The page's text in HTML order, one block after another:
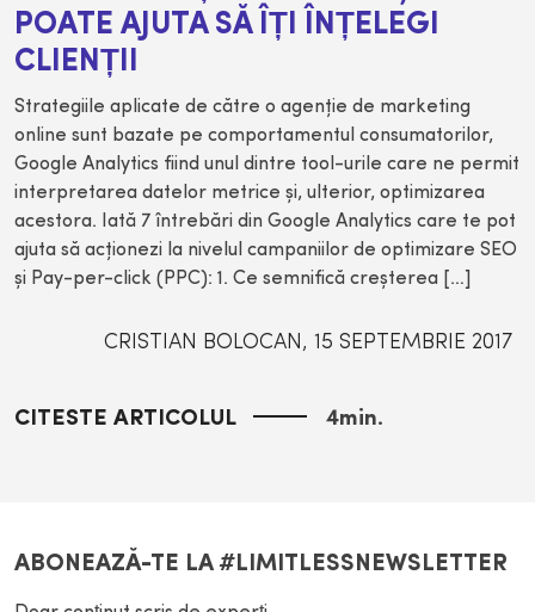
POATE AJUTA SĂ ÎȚI ÎNȚELEGI
CLIENȚII
Strategiile aplicate de către o agenţie de marketing
online sunt bazate pe comportamentul consumatorilor,
Google Analytics fiind unul dintre tool-urile care ne permit
interpretarea datelor metrice şi, ulterior, optimizarea
acestora. Iată 7 întrebări din Google Analytics care te pot
ajuta să acţionezi la nivelul campaniilor de optimizare SEO
şi Pay-per-click (PPC): 1. Ce semnifică creşterea […]
CRISTIAN BOLOCAN, 15 SEPTEMBRIE 2017
CITESTE ARTICOLUL 4min.
ABONEAZĂ-TE LA #LIMITLESSNEWSLETTER